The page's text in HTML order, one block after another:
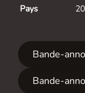
Pays
Bande-
Bande-